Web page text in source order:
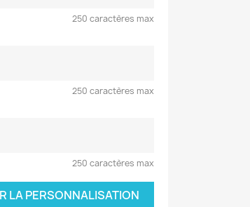
250 caractères max
250 caractères max
250 caractères max
LA PERSONNALISATION